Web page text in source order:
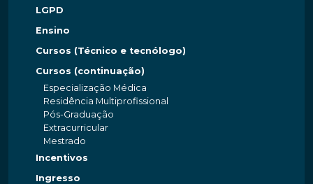
LGPD
Ensino
Cursos (Técnico e tecnólogo)
Cursos (continuação)
Especialização Médica
Residência Multiprofissional
Pós-Graduação
Extracurricular
Mestrado
Incentivos
Ingresso